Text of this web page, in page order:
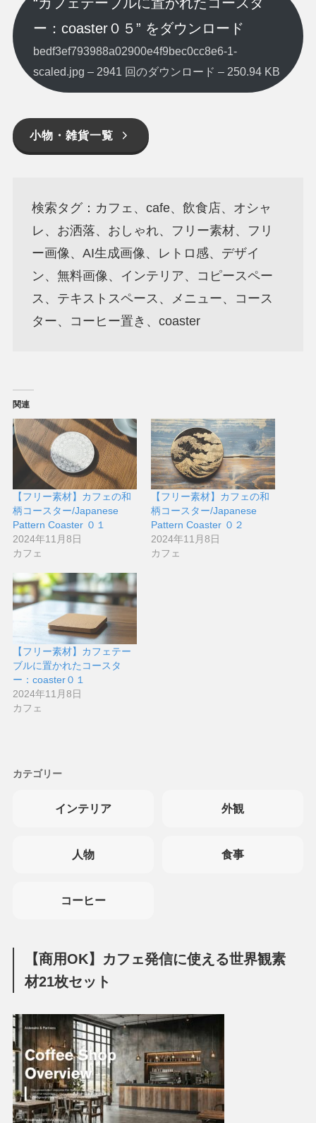
ー：coaster０５” をダウンロード
bedf3ef793988a02900e4f9bec0cc8e6-1-
scaled.jpg – 2941 回のダウンロード – 250.94 KB
小物・雑貨一覧
検索タグ：カフェ、cafe、飲食店、オシャ
レ、お洒落、おしゃれ、フリー素材、フリ
ー画像、AI生成画像、レトロ感、デザイ
ン、無料画像、インテリア、コピースペー
ス、テキストスペース、メニュー、コース
ター、コーヒー置き、coaster
関連
【フリー素材】カフェの和
柄コースター/Japanese
Pattern Coaster ０１
2024年11月8日
カフェ
【フリー素材】カフェの和
柄コースター/Japanese
Pattern Coaster ０２
2024年11月8日
カフェ
【フリー素材】カフェテー
ブルに置かれたコースタ
ー：coaster０１
2024年11月8日
カフェ
カテゴリー
インテリア 外観
人物 食事
コーヒー
【商用OK】カフェ発信に使える世界観素
材21枚セット